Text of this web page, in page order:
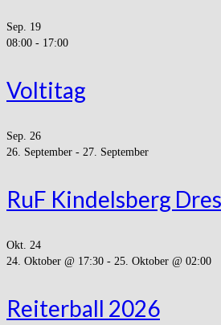
Sep. 19
08:00 - 17:00
Voltitag
Sep. 26
26. September - 27. September
RuF Kindelsberg
Okt. 24
24. Oktober @ 17:30 - 25. Oktober @ 02:00
Reiterball 2026